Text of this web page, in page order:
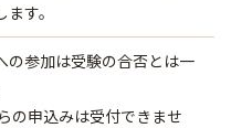
す。
の参加は受験の合否とは一
の申込みは受付できませ